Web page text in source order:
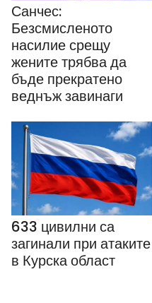
Санчес:
Безсмисленото
насилие срещу
жените трябва да
бъде прекратено
веднъж завинаги
633 цивилни са
загинали при атаките
в Курска област